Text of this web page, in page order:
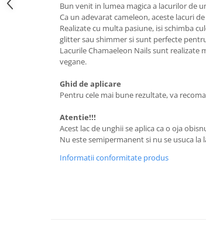
Bun venit in lumea magica a lacurilor de
Ca un adevarat cameleon, aceste lacuri
Realizate cu multa pasiune, isi schimba
glitter sau shimmer si sunt perfecte
Lacurile Chamaeleon Nails sunt realizate
vegane.
Ghid de aplicare
Pentru cele mai bune rezultate, va
Atentie!!!
Acest lac de unghii se aplica ca o oja
Nu este semipermanent si nu se usuca la
Informatii conformitate produs